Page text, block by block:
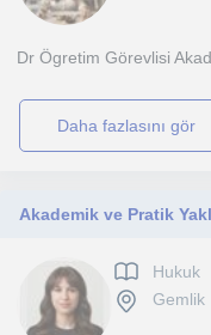
Dr Ögretim Görevlisi
daha fazlasını gör
Hukuk
Gemlik